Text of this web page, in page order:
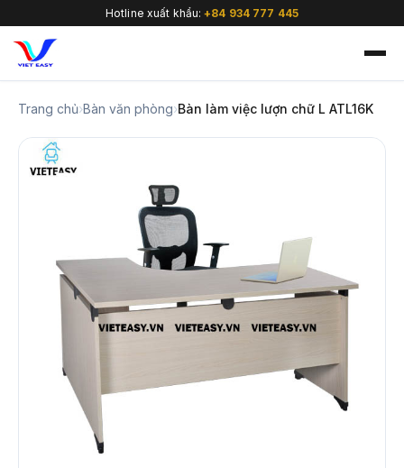
Hotline xuất khẩu:+84 934 777 445
Trang chủ›Bàn văn phòng›Bàn làm việc lượn chữ L ATL16K